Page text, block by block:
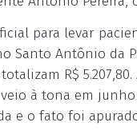
para levar
Santo Antônio da
R$
à tona em
e o fato foi